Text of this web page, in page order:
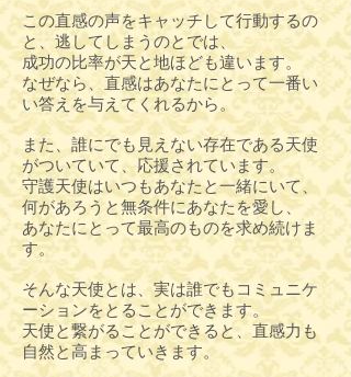
この直感の声をキャッチして行動するの
と、逃してしまうのとでは、
成功の比率が天と地ほども違います。
なぜなら、直感はあなたにとって一番い
い答えを与えてくれるから。
また、誰にでも見えない存在である天使
がついていて、応援されています。
守護天使はいつもあなたと一緒にいて、
何があろうと無条件にあなたを愛し、
あなたにとって最高のものを求め続けま
す。
そんな天使とは、実は誰でもコミュニケ
ーションをとることができます。
天使と繋がることができると、直感力も
自然と高まっていきます。